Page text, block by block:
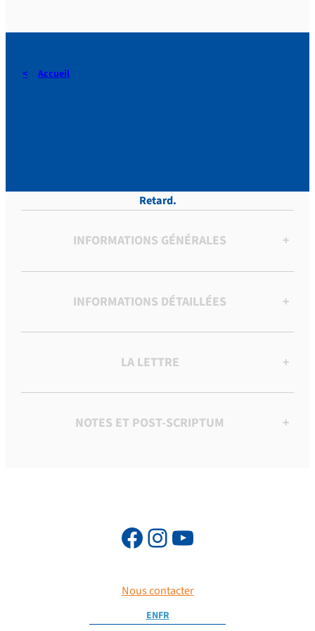
Accueil
Retard.
INFORMATIONS GÉNÉRALES +
INFORMATIONS DÉTAILLÉES +
LA LETTRE +
NOTES ET POST-SCRIPTUM +
Nous contacter
ENFR